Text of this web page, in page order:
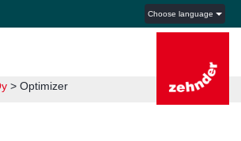
Choose language
> Optimizer